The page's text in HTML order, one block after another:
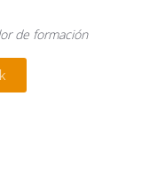
de formación